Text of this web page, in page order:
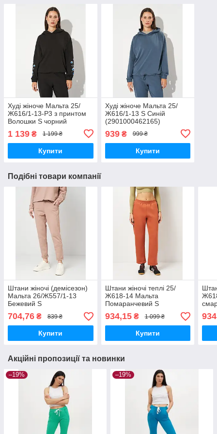
Худі жіноче Мальта 25/
Ж616/1-13-Р3 з принтом
Волошки S чорний
1 139 ₴ 1 199 ₴
Купити
Худі жіноче Мальта 25/
Ж616/1-13 S Синій
(2901000462165)
939₴ 999 ₴
Купити
Подібні товари компанії
Штани жіночі (демісезон)
Мальта 26/Ж557/1-13
Бежевий S
704,76 ₴ 839 ₴
Купити
Штани жіночі теплі 25/
Ж618-14 Мальта
Помаранчевий S
(2901000465210)
934,15₴ 1 099 ₴
Купити
Акційні пропозиції та новинки
–19% –19%